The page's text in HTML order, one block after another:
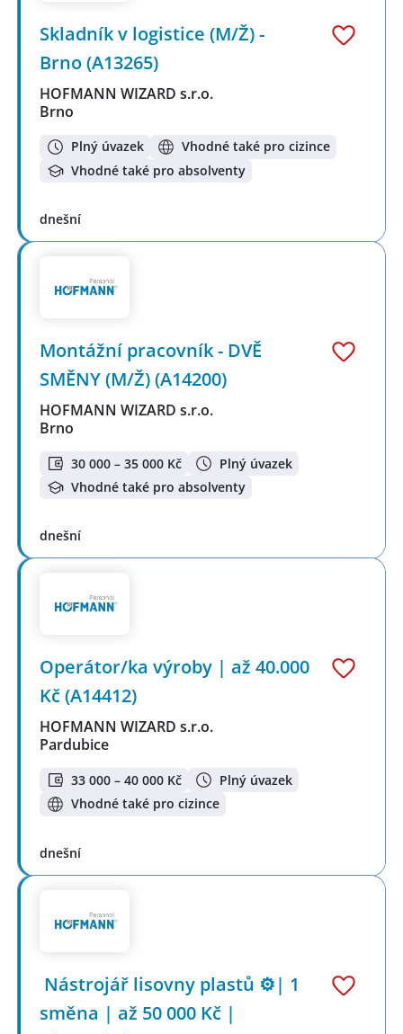
Skladník v logistice (M/Ž) -
Brno (A13265)
HOFMANN WIZARD s.r.o.
Brno
Plný úvazek
Vhodné také pro cizince
Vhodné také pro absolventy
dnešní
Montážní pracovník - DVĚ
SMĚNY (M/Ž) (A14200)
HOFMANN WIZARD s.r.o.
Brno
30 000 – 35 000 Kč
Plný úvazek
Vhodné také pro absolventy
dnešní
Operátor/ka výroby | až 40.000
Kč (A14412)
HOFMANN WIZARD s.r.o.
Pardubice
33 000 – 40 000 Kč
Plný úvazek
Vhodné také pro cizince
dnešní
️ Nástrojář lisovny plastů ⚙️| 1
směna | až 50 000 Kč |